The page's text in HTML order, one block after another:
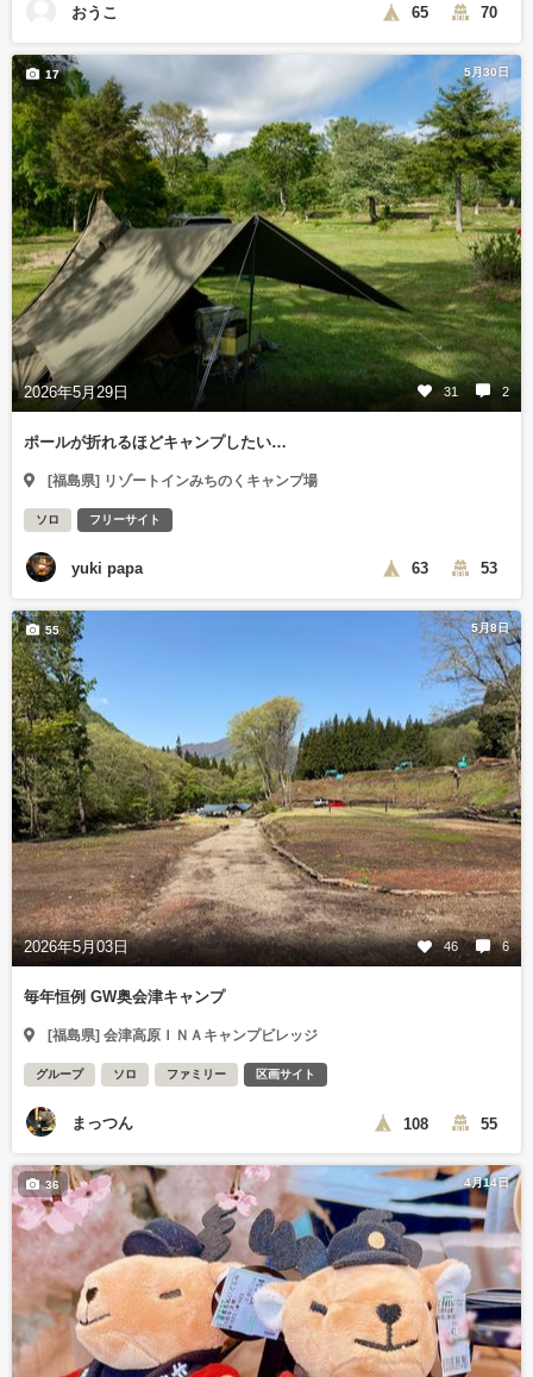
おうこ 65 70
5月30日
2026年5月29日 31 2
17
ポールが折れるほどキャンプしたい…
[福島県] リゾートインみちのくキャンプ場
ソロ フリーサイト
yuki papa 63 53
5月8日
2026年5月03日 46 6
55
毎年恒例 GW奥会津キャンプ
[福島県] 会津高原ＩＮＡキャンプビレッジ
グループ ソロ ファミリー 区画サイト
まっつん 108 55
4月14日
36